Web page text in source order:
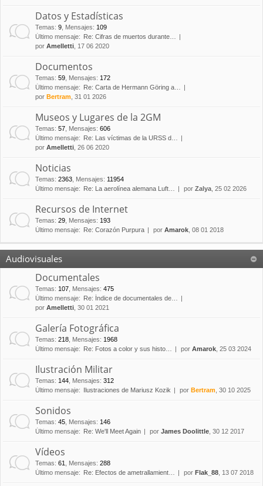
Datos y Estadísticas
Temas: 9 Mensajes: 109
Último mensaje:
Re: Cifras de muertos durante…
por Amelletti , 17 06 2020
Documentos
Temas: 59 Mensajes: 172
Último mensaje:
Re: Carta de Hermann Göring a…
por Bertram , 31 01 2026
Museos y Lugares de la 2GM
Temas: 57 Mensajes: 606
Último mensaje:
Re: Las víctimas de la URSS d…
por Amelletti , 26 06 2020
Noticias
Temas: 2363 Mensajes: 11954
Último mensaje:
Re: La aerolínea alemana Luft… por Zalya , 25 02 2026
Recursos de Internet
Temas: 29 Mensajes: 193
Último mensaje:
Re: Corazón Purpura por Amarok , 08 01 2018
Audiovisuales
Documentales
Temas: 107 Mensajes: 475
Último mensaje:
Re: Índice de documentales de…
por Amelletti , 30 01 2021
Galería Fotográfica
Temas: 218 Mensajes: 1968
Último mensaje:
Re: Fotos a color y sus histo… por Amarok , 25 03 2024
Ilustración Militar
Temas: 144 Mensajes: 312
Último mensaje:
Ilustraciones de Mariusz Kozik por Bertram , 30 10 2025
Sonidos
Temas: 45 Mensajes: 146
Último mensaje:
Re: We'll Meet Again por James Doolittle , 30 12 2017
Vídeos
Temas: 61 Mensajes: 288
Último mensaje:
Re: Efectos de ametrallamient… por Flak_88 , 13 07 2018